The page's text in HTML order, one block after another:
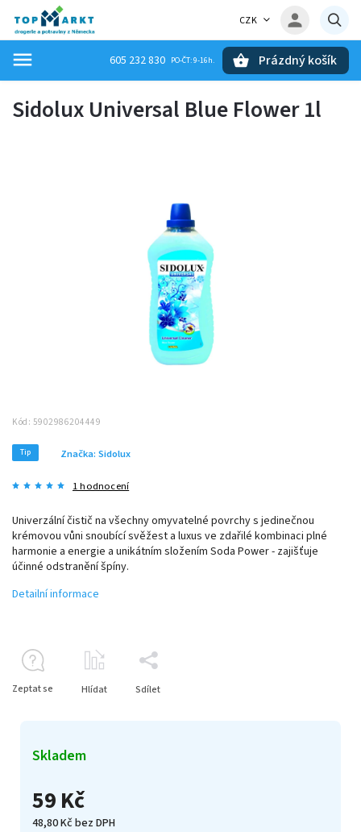
CZK
605 232 830 Prázdný košík
Sidolux Universal Blue Flower 1l
Kód: 5902986204449
Tip
1 hodnocení
Značka: Sidolux
59 Kč
48,80 Kč bez DPH
Skladem
Univerzální čistič na všechny omyvatelné povrchy s jedinečnou
krémovou vůni snoubící svěžest a luxus ve zdařilé kombinaci plné
harmonie a energie a unikátním složením Soda Power - zajišťuje
účinné odstranění špíny.
Detailní informace
Zeptat se Hlídat Sdílet